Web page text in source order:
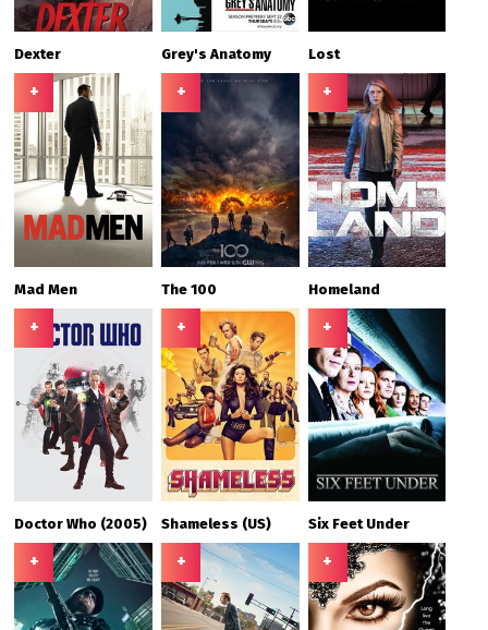
Dexter Grey's Anatomy Lost
+
Mad Men
+
The 100
+
Homeland
+
Doctor Who (2005)
+
Shameless (US)
+
Six Feet Under
+ + +